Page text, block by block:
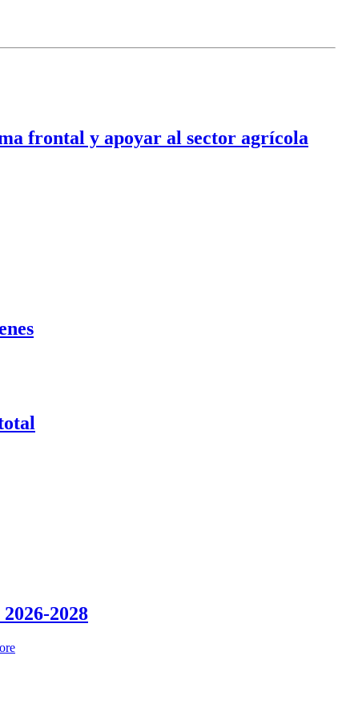
frontal y apoyar al sector agrícola
2028